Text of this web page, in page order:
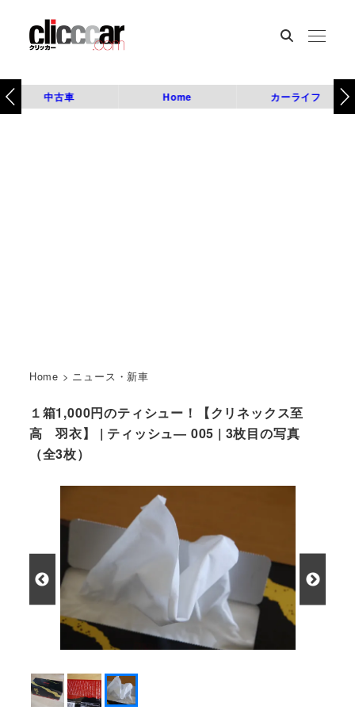
中古車 Home カーライフ
Home > ニュース・新車
１箱1,000円のティシュー！【クリネックス至
高 羽衣】 | ティッシュ― 005 | 3枚目の写真
（全3枚）